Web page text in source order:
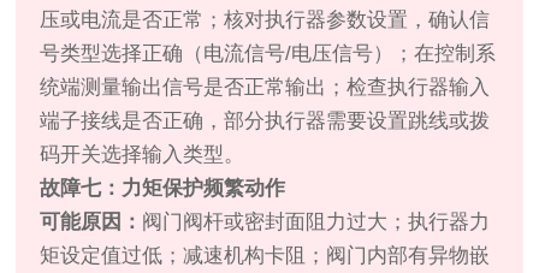
压或电流是否正常；核对执行器参数设置，确认信
号类型选择正确（电流信号/电压信号）；在控制系
统端测量输出信号是否正常输出；检查执行器输入
端子接线是否正确，部分执行器需要设置跳线或拨
码开关选择输入类型。
故障七：力矩保护频繁动作
可能原因： 阀门阀杆或密封面阻力过大；执行器力
矩设定值过低；减速机构卡阻；阀门内部有异物嵌